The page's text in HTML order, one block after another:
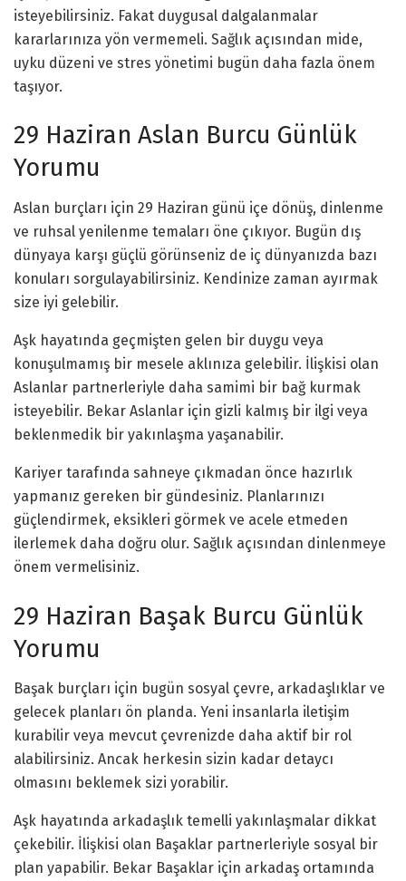
isteyebilirsiniz. Fakat duygusal dalgalanmalar
kararlarınıza yön vermemeli. Sağlık açısından mide,
uyku düzeni ve stres yönetimi bugün daha fazla önem
taşıyor.
29 Haziran Aslan Burcu Günlük
Yorumu
Aslan burçları için 29 Haziran günü içe dönüş, dinlenme
ve ruhsal yenilenme temaları öne çıkıyor. Bugün dış
dünyaya karşı güçlü görünseniz de iç dünyanızda bazı
konuları sorgulayabilirsiniz. Kendinize zaman ayırmak
size iyi gelebilir.
Aşk hayatında geçmişten gelen bir duygu veya
konuşulmamış bir mesele aklınıza gelebilir. İlişkisi olan
Aslanlar partnerleriyle daha samimi bir bağ kurmak
isteyebilir. Bekar Aslanlar için gizli kalmış bir ilgi veya
beklenmedik bir yakınlaşma yaşanabilir.
Kariyer tarafında sahneye çıkmadan önce hazırlık
yapmanız gereken bir gündesiniz. Planlarınızı
güçlendirmek, eksikleri görmek ve acele etmeden
ilerlemek daha doğru olur. Sağlık açısından dinlenmeye
önem vermelisiniz.
29 Haziran Başak Burcu Günlük
Yorumu
Başak burçları için bugün sosyal çevre, arkadaşlıklar ve
gelecek planları ön planda. Yeni insanlarla iletişim
kurabilir veya mevcut çevrenizde daha aktif bir rol
alabilirsiniz. Ancak herkesin sizin kadar detaycı
olmasını beklemek sizi yorabilir.
Aşk hayatında arkadaşlık temelli yakınlaşmalar dikkat
çekebilir. İlişkisi olan Başaklar partnerleriyle sosyal bir
plan yapabilir. Bekar Başaklar için arkadaş ortamında